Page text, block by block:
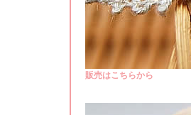
販売はこちらから